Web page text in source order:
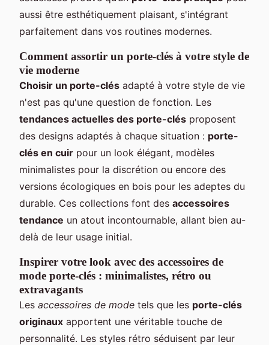
aussi être esthétiquement plaisant, s'intégrant
parfaitement dans vos routines modernes.
Comment assortir un porte-clés à votre style de
vie moderne
Choisir un porte-clés adapté à votre style de vie
n'est pas qu'une question de fonction. Les
tendances actuelles des porte-clés proposent
des designs adaptés à chaque situation : porte-
clés en cuir pour un look élégant, modèles
minimalistes pour la discrétion ou encore des
versions écologiques en bois pour les adeptes du
durable. Ces collections font des accessoires
tendance un atout incontournable, allant bien au-
delà de leur usage initial.
Inspirer votre look avec des accessoires de
mode porte-clés : minimalistes, rétro ou
extravagants
Les accessoires de mode tels que les porte-clés
originaux apportent une véritable touche de
personnalité. Les styles rétro séduisent par leur